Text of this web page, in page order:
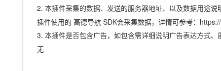
2. 本插件采集的数据、发送的服务器地址、以及数据用途说
插件使用的 高德导航 SDK会采集数据，详情可参考：
3. 本插件是否包含广告，如包含需详细说明广告表达方式、
无